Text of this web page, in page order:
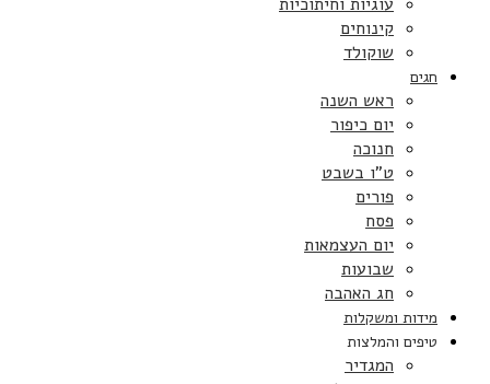
קינוחים
שוקולד
חגים
ראש השנה
יום כיפור
חנוכה
ט”ו בשבט
פורים
פסח
יום העצמאות
שבועות
חג האהבה
מידות ומשקלות
טיפים והמלצות
המגדיר